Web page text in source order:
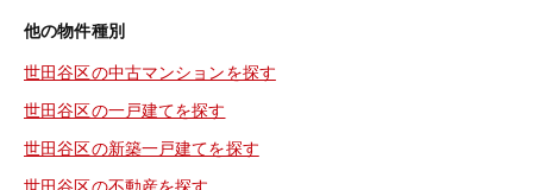
他の物件種別
世田谷区の中古マンションを探す
世田谷区の一戸建てを探す
世田谷区の新築一戸建てを探す
世田谷区の不動産を探す